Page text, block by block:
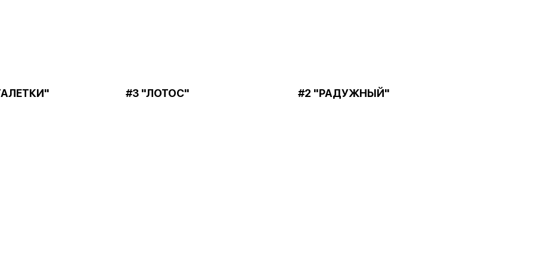
#3 "ЛОТОС" #2 "РАДУЖНЫЙ"